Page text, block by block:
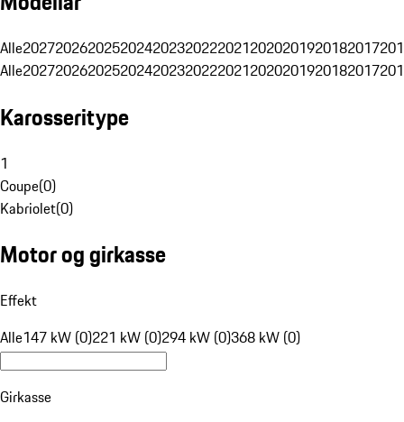
Alle20272026202520242023202220212020201920182017
Alle20272026202520242023202220212020201920182017
Karosseritype
1
Coupe(0)
Kabriolet(0)
Motor og girkasse
Effekt
Alle147 kW (0)221 kW (0)294 kW (0)368 kW (0)
Girkasse